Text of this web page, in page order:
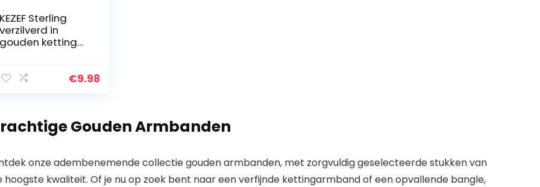
KEZEF Sterling
verzilverd in
gouden ketting
ketting | 1,3 mm
voor vrouwen |
geweldig voor
hangers | 14
€9.98
Gouden Armbanden
onze adembenemende collectie gouden armbanden, met zorgvuldig geselecteerde stukken van
hoogste kwaliteit. Of je nu op zoek bent naar een verfijnde kettingarmband of een opvallende bangle,